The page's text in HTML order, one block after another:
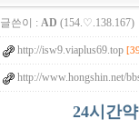
글쓴이 : AD (154.♡.138.167)
http://isw9.viaplus69.top
http://www.hongshin.net/
24시간